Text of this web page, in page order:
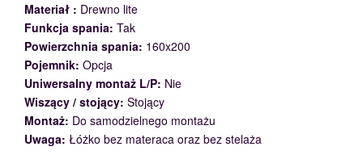
Materiał : Drewno lite
Funkcja spania: Tak
Powierzchnia spania: 160x200
Pojemnik: Opcja
Uniwersalny montaż L/P: Nie
Wiszący / stojący: Stojący
Montaż: Do samodzielnego montażu
Uwaga: Łóżko bez materaca oraz bez stelaża